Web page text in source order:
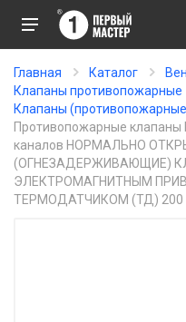
Главная Каталог
Клапаны противопожарные
Клапаны
Противопожарные клапаны
каналов НОРМАЛЬНО
(ОГНЕЗАДЕРЖИВАЮЩИЕ)
ЭЛЕКТРОМАГНИТНЫМ
ТЕРМОДАТЧИКОМ (ТД) 200